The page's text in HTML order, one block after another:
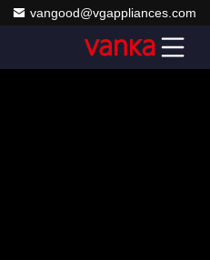
vangood@vgappliances.com